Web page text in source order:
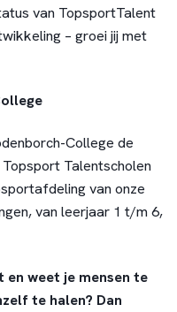
van TopsportTalent
– groei jij met
College de
Talentscholen
van onze
van leerjaar 1 t/m 6,
weet je mensen te
te halen? Dan